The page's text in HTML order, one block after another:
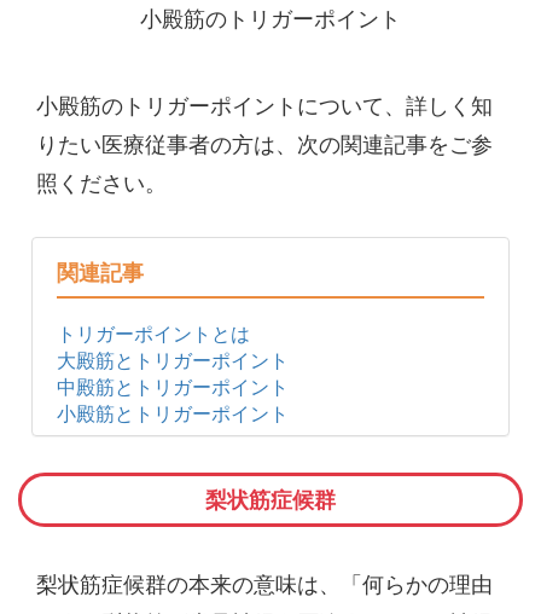
小殿筋のトリガーポイント
小殿筋のトリガーポイントについて、詳しく知
りたい医療従事者の方は、次の関連記事をご参
照ください。
関連記事
トリガーポイントとは
大殿筋とトリガーポイント
中殿筋とトリガーポイント
小殿筋とトリガーポイント
梨状筋症候群
梨状筋症候群の本来の意味は、「何らかの理由